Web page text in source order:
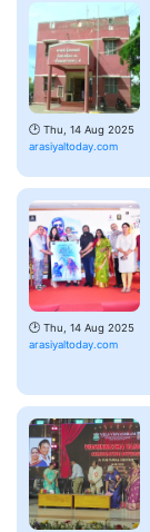
🕑 Thu, 14 Aug 2025
arasiyaltoday.com
🕑 Thu, 14 Aug 2025
arasiyaltoday.com